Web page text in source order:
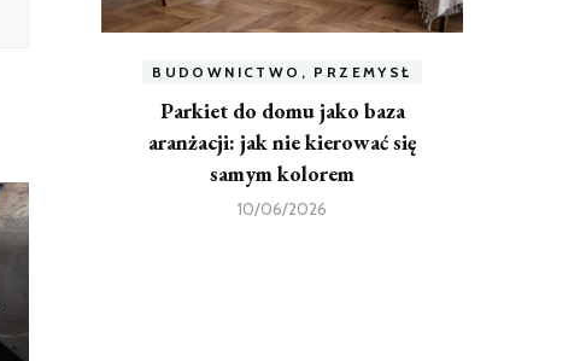
BUDOWNICTWO, PRZEMYSŁ
Parkiet do domu jako baza
aranżacji: jak nie kierować się
samym kolorem
10/06/2026